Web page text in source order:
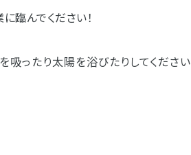
臨んでください！
吸ったり太陽を浴びたりしてください